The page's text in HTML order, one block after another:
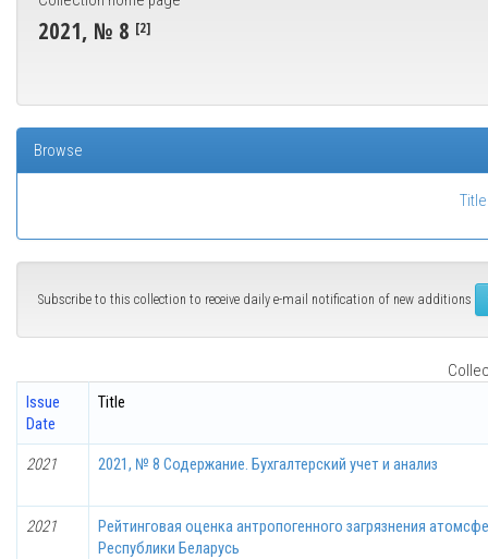
2021, № 8 [2]
Browse
Title
Subscribe to this collection to receive daily e-mail notification of new additions
Issue
Date
Title
2021 2021, № 8 Содержание. Бухгалтерский учет и анализ
2021
Рейтинговая оценка антропогенного загрязнения
Республики Беларусь